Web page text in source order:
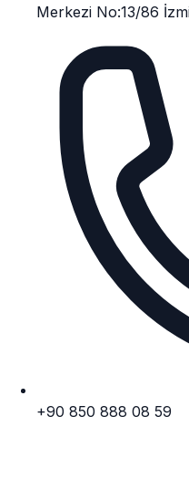
Merkezi No:13/86
+90 850 888 08 59